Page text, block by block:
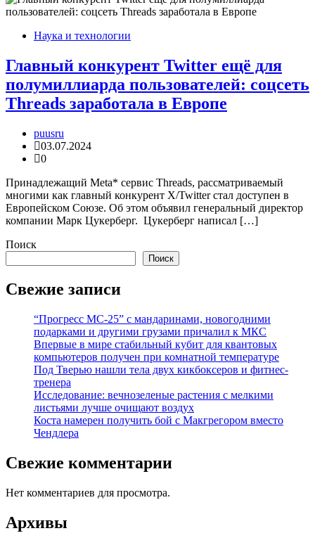
Наука и технологии
Главный конкурент Twitter ещё для
полумиллиарда пользователей: соцсеть
Threads заработала в Европе
puusru
03.07.2024
0
Принадлежащий Meta* сервис Threads, рассматриваемый
многими как главный конкурент X/Twitter стал доступен в
Европейском Союзе. Об этом объявил генеральный директор
компании Марк Цукерберг. Цукерберг написал […]
Поиск
Поиск
Свежие записи
“Прогресс МС-25” с мандаринами, новогодними
подарками и другими грузами причалил к МКС
Впервые в мире стабильный кубит для квантовых
компьютеров получен при комнатной температуре
Под Тверью нашли тела двух кикбоксеров и фитнес-
тренера
Исследование: вечнозеленые растения с мелкими
листьями лучше очищают воздух
Коста намерен получить бой с Макгрегором вместо
Чендлера
Свежие комментарии
Нет комментариев для просмотра.
Архивы